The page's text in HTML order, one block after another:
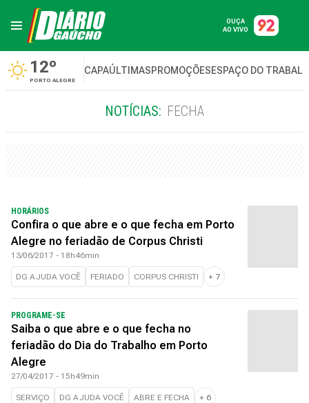
OUÇA
AO VIVO
12º
PORTO ALEGRE
CAPAÚLTIMASPROMOÇÕESESPAÇO DO
NOTÍCIAS: FECHA
HORÁRIOS
Confira o que abre e o que fecha em Porto
Alegre no feriadão de Corpus Christi
13/06/2017 - 18h46min
DG AJUDA VOCÊ FERIADO CORPUS CHRISTI + 7
PROGRAME-SE
Saiba o que abre e o que fecha no
feriadão do Dia do Trabalho em Porto
Alegre
27/04/2017 - 15h49min
SERVIÇO DG AJUDA VOCÊ ABRE E FECHA + 6